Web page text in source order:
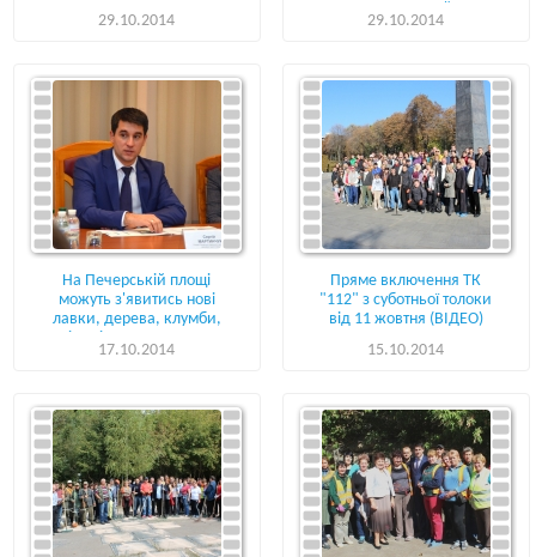
29.10.2014
ВІДЕО.
29.10.2014
На Печерській площі
можуть з'явитись нові
лавки, дерева, клумби,
простір
17.10.2014
Пряме включення ТК
"112" з суботньої толоки
від 11 жовтня (ВІДЕО)
15.10.2014